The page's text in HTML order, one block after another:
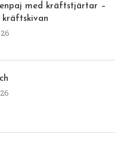
med kräftstjärtar –